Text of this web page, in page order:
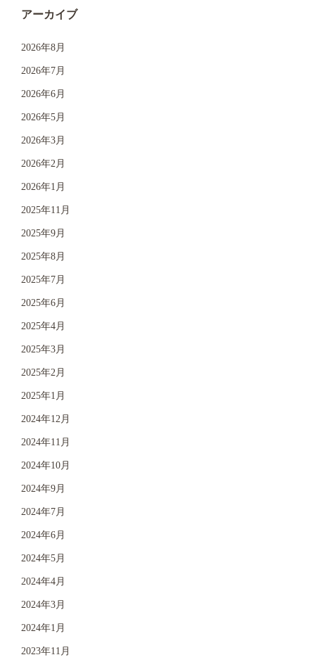
アーカイブ
2026年8月
2026年7月
2026年6月
2026年5月
2026年3月
2026年2月
2026年1月
2025年11月
2025年9月
2025年8月
2025年7月
2025年6月
2025年4月
2025年3月
2025年2月
2025年1月
2024年12月
2024年11月
2024年10月
2024年9月
2024年7月
2024年6月
2024年5月
2024年4月
2024年3月
2024年1月
2023年11月